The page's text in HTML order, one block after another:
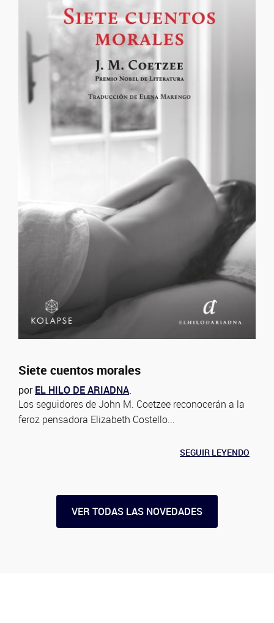
Siete cuentos morales
porEL HILO DE ARIADNA.
Los seguidores de John M. Coetzee reconocerán a la
feroz pensadora Elizabeth Costello...
SEGUIR LEYENDO
VER TODAS LAS NOVEDADES